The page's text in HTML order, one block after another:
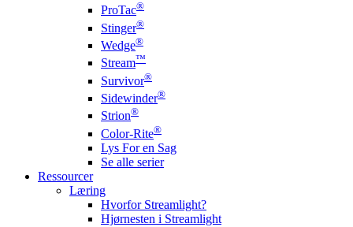
ProTac®
Stinger®
Wedge®
Stream™
Survivor®
Sidewinder®
Strion®
Color-Rite®
Lys For en Sag
Se alle serier
Ressourcer
Læring
Hvorfor Streamlight?
Hjørnesten i Streamlight